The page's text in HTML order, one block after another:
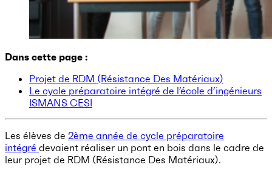
Dans cette page :
Projet de RDM (Résistance Des Matériaux)
Le cycle préparatoire intégré de l’école d’ingénieurs
ISMANS CESI
Les élèves de 2ème année de cycle préparatoire
intégré devaient réaliser un pont en bois dans le cadre de
leur projet de RDM (Résistance Des Matériaux).